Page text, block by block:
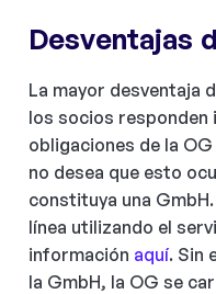
Desventajas
La mayor desventaja
los socios responden
obligaciones de la
no desea que esto
constituya una
línea utilizando el
información aquí. Sin
la GmbH, la OG se